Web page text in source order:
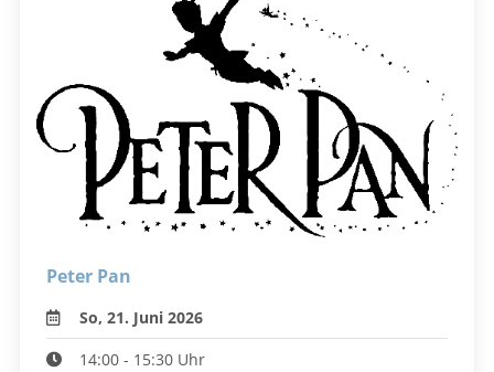
Peter Pan
So, 21. Juni 2026
14:00 - 15:30 Uhr